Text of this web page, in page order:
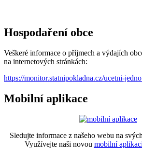
Hospodaření obce
Veškeré informace o příjmech a výdajích
na internetových stránkách:
https://monitor.statnipokladna.cz/ucetni-
Mobilní aplikace
Sledujte informace z našeho webu na
Využívejte naši novou mobilní